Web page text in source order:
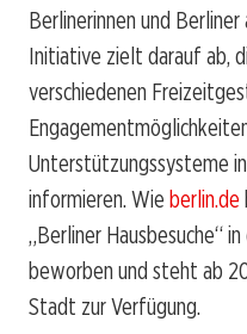
Berlinerinnen und
Initiative zielt darauf ab,
verschiedenen
Unterstützungssysteme
informieren. Wie berlin.de
„Berliner Hausbesuche“
beworben und steht ab
Stadt zur Verfügung.